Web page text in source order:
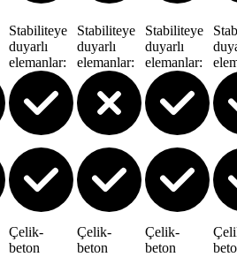
Stabiliteye
duyarlı
elemanlar:
Stabiliteye
duyarlı
elemanlar:
Stabiliteye
duyarlı
elemanlar:
Çelik-
beton
Çelik-
beton
Çelik-
beton